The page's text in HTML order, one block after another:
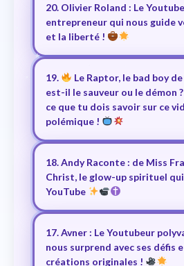
20. Olivier Roland : Le
entrepreneur qui nous guide
et la liberté !
19.
Le Raptor, le bad boy
est-il le sauveur ou le démon
ce que tu dois savoir sur ce
polémique !
18. Andy Raconte : de Miss
Christ, le glow-up spirituel
YouTube
17. Avner : Le Youtubeur
nous surprend avec ses défis
créations originales !